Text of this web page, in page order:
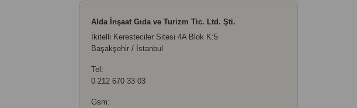
Alda İnşaat Gıda ve Turizm Tic. Ltd. Şti.
İkitelli Keresteciler Sitesi 4A Blok K:5
Başakşehir / İstanbul
Tel:
0 212 670 33 03
Gsm: